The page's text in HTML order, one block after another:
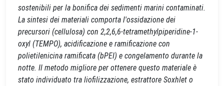
sostenibili per la bonifica dei sedimenti marini contaminati.
La sintesi dei materiali comporta l'ossidazione dei
precursori (cellulosa) con 2,2,6,6-tetramethylpiperidine-1-
oxyl (TEMPO), acidificazione e ramificazione con
polietilenicina ramificata (bPEI) e congelamento durante la
notte. Il metodo migliore per ottenere questo materiale è
stato individuato tra liofilizzazione, estrattore Soxhlet o